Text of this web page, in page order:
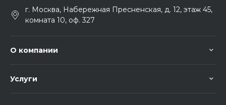
г. Москва, Набережная Пресненская, д. 12, этаж 45,
комната 10, оф. 327
О компании
Услуги